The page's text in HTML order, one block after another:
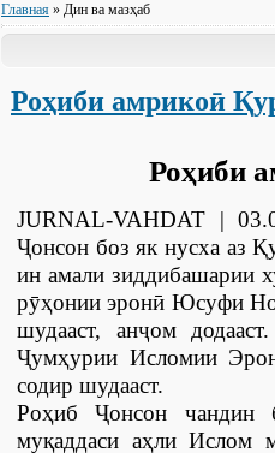
Главная » Дин ва мазҳаб
Роҳиби амрикоӣ
Роҳиби
JURNAL-VAHDAT |
Ҷонсон боз як нусха аз
ин амали зиддибашарии
рӯҳонии эронӣ Юсуфи
шудааст, анҷом
Ҷумҳурии Исломии
содир шудааст.
Роҳиб Ҷонсон чандин
муқаддаси аҳли Ислом